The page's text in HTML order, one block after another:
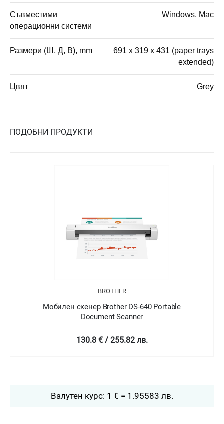
Съвместими
операционни системи
Windows, Mac
Размери (Ш, Д, В), mm
691 x 319 x 431 (paper trays
extended)
Цвят Grey
ПОДОБНИ ПРОДУКТИ
DS-640 Portable
Мобилен скенер Brother DS-
Валутен курс: 1 € = 1.95583 лв.